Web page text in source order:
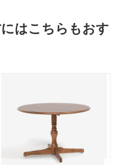
はこちらもおす